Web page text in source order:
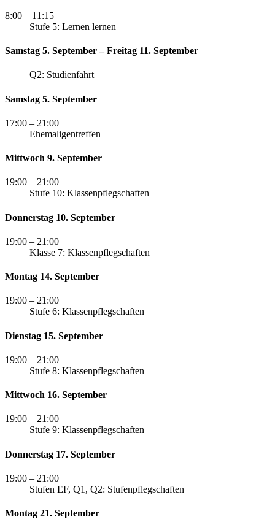
8:00 – 11:15
Stufe 5: Lernen lernen
Samstag 5. September – Freitag 11. September
Q2: Studienfahrt
Samstag 5. September
17:00 – 21:00
Ehemaligentreffen
Mittwoch 9. September
19:00 – 21:00
Stufe 10: Klassenpflegschaften
Donnerstag 10. September
19:00 – 21:00
Klasse 7: Klassenpflegschaften
Montag 14. September
19:00 – 21:00
Stufe 6: Klassenpflegschaften
Dienstag 15. September
19:00 – 21:00
Stufe 8: Klassenpflegschaften
Mittwoch 16. September
19:00 – 21:00
Stufe 9: Klassenpflegschaften
Donnerstag 17. September
19:00 – 21:00
Stufen EF, Q1, Q2: Stufenpflegschaften
Montag 21. September